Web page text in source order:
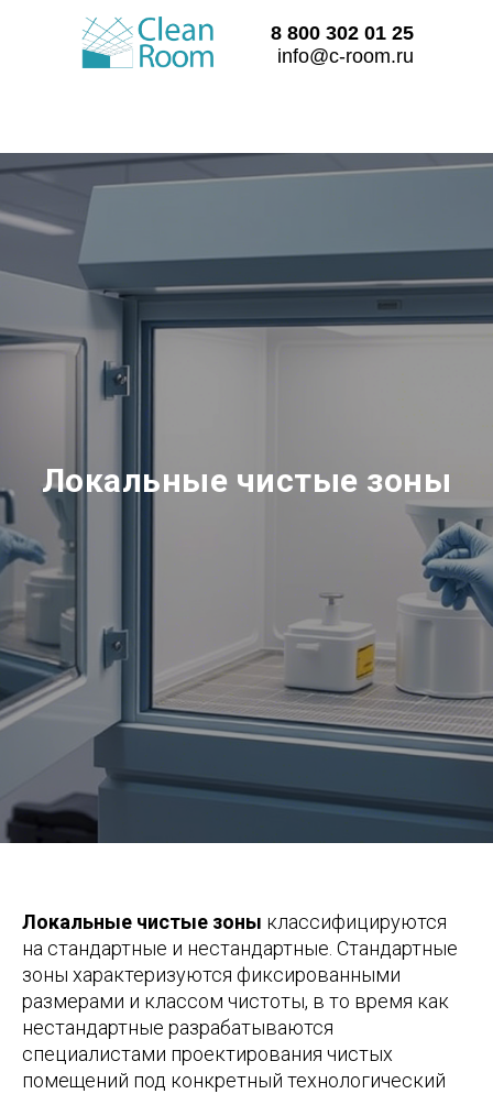
8 800 302 01 25
info@c-room.ru
Локальные чистые зоны
Локальные чистые зоны классифицируются
на стандартные и нестандартные. Стандартные
зоны характеризуются фиксированными
размерами и классом чистоты, в то время как
нестандартные разрабатываются
специалистами проектирования чистых
помещений под конкретный технологический